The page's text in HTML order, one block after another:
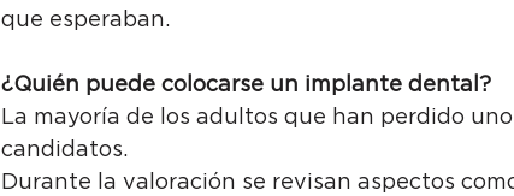
que esperaban.
¿Quién puede colocarse un implante dental?
La mayoría de los adultos que han perdido
candidatos.
Durante la valoración se revisan aspectos